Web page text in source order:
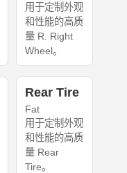
用于定制外观
和性能的高质
量 R. Right
Wheel。
Rear Tire
Fat
用于定制外观
和性能的高质
量 Rear
Tire。